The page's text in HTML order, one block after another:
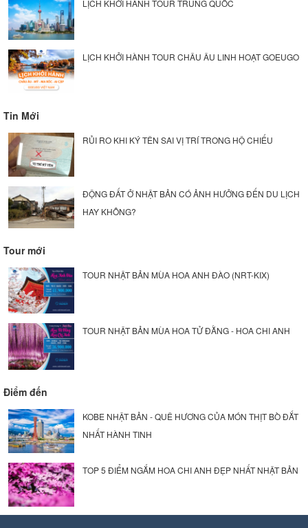
LỊCH KHỞI HÀNH TOUR TRUNG QUỐC
LỊCH KHỞI HÀNH TOUR CHÂU ÂU LINH HOẠT GOEUGO
Tin Mới
RỦI RO KHI KÝ TÊN SAI VỊ TRÍ TRONG HỘ CHIẾU
ĐỘNG ĐẤT Ở NHẬT BẢN CÓ ẢNH HƯỞNG ĐẾN DU LỊCH
HAY KHÔNG?
Tour mới
TOUR NHẬT BẢN MÙA HOA ANH ĐÀO (NRT-KIX)
TOUR NHẬT BẢN MÙA HOA TỬ ĐẰNG - HOA CHI ANH
Điểm đến
KOBE NHẬT BẢN - QUÊ HƯƠNG CỦA MÓN THỊT BÒ ĐẮT
NHẤT HÀNH TINH
TOP 5 ĐIỂM NGẮM HOA CHI ANH ĐẸP NHẤT NHẬT BẢN